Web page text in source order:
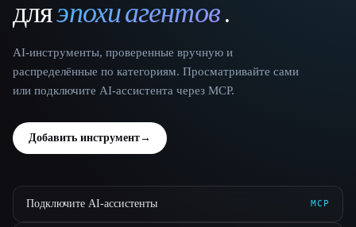
дляэпохи агентов.
AI-инструменты, проверенные вручную и
распределённые по категориям. Просматривайте сами
или подключите AI-ассистента через MCP.
Добавить инструмент→
Подключите AI-ассистенты MCP